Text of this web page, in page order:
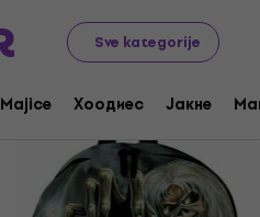
Sve kategorije
Majice Хоодиес Јакне
Торбе И Ранчеви